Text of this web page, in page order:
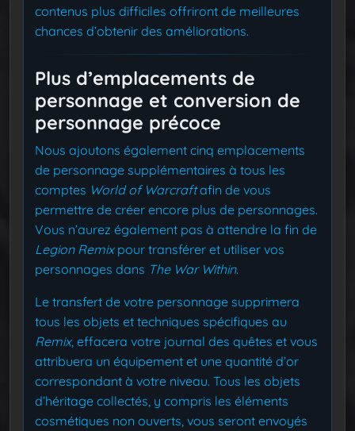
contenus plus difficiles offriront de meilleures
chances d’obtenir des améliorations.
Plus d’emplacements de
personnage et conversion de
personnage précoce
Nous ajoutons également cinq emplacements
de personnage supplémentaires à tous les
comptes World of Warcraftafin de vous
permettre de créer encore plus de personnages.
Vous n’aurez également pas à attendre la fin de
Legion Remixpour transférer et utiliser vos
personnages dans The War Within.
Le transfert de votre personnage supprimera
tous les objets et techniques spécifiques au
Remix, effacera votre journal des quêtes et vous
attribuera un équipement et une quantité d’or
correspondant à votre niveau. Tous les objets
d’héritage collectés, y compris les éléments
cosmétiques non ouverts, vous seront envoyés